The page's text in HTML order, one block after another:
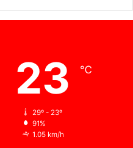
23 ℃
29º - 23º
91%
1.05 km/h